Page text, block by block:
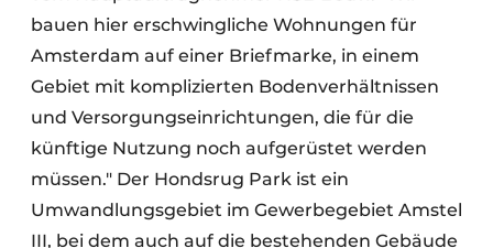
bauen hier erschwingliche Wohnungen für
Amsterdam auf einer Briefmarke, in einem
Gebiet mit komplizierten Bodenverhältnissen
und Versorgungseinrichtungen, die für die
künftige Nutzung noch aufgerüstet werden
müssen." Der Hondsrug Park ist ein
Umwandlungsgebiet im Gewerbegebiet Amstel
III, bei dem auch auf die bestehenden Gebäude